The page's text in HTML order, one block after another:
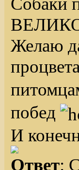
Желаю
побед
И
Ответ: